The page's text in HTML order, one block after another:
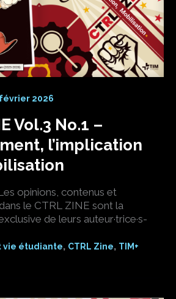
2026
Vol.3 No.1 –
l’implication
opinions, contenus et
le CTRL ZINE sont la
de leurs auteur·trice·s-
vie étudiante, CTRL Zine, TIM+